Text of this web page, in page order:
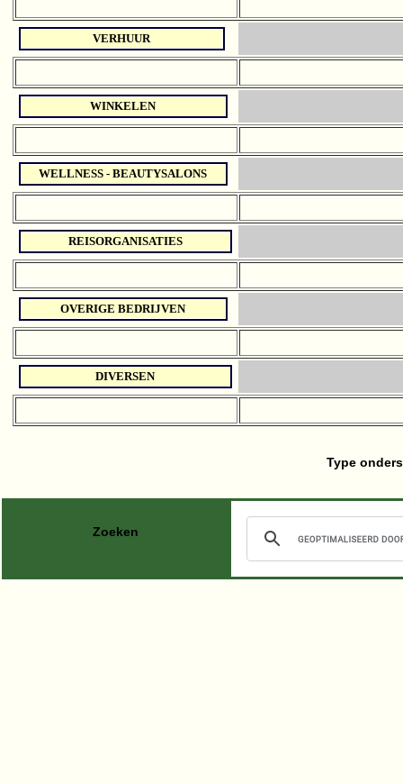
VERHUUR
WINKELEN
WELLNESS - BEAUTYSALONS
REISORGANISATIES
OVERIGE BEDRIJVEN
DIVERSEN
Type
Zoeken